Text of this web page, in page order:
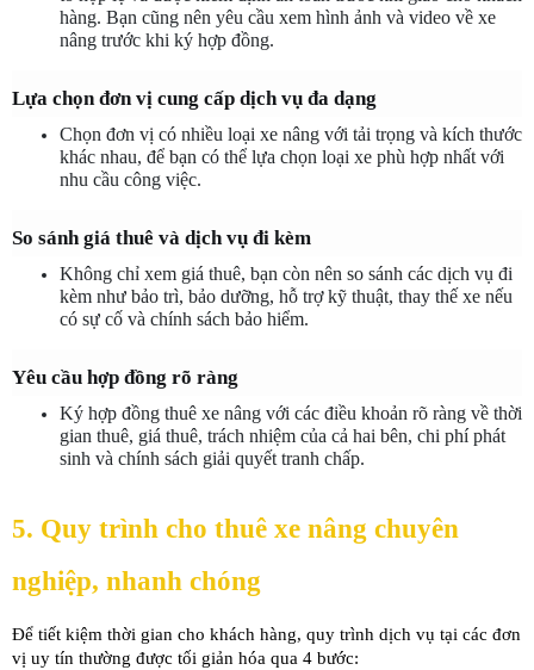
hàng. Bạn cũng nên yêu cầu xem hình ảnh và video về xe
nâng trước khi ký hợp đồng.
Lựa chọn đơn vị cung cấp dịch vụ đa dạng
Chọn đơn vị có nhiều loại xe nâng với tải trọng và kích thước
khác nhau, để bạn có thể lựa chọn loại xe phù hợp nhất với
nhu cầu công việc.
So sánh giá thuê và dịch vụ đi kèm
Không chỉ xem giá thuê, bạn còn nên so sánh các dịch vụ đi
kèm như bảo trì, bảo dưỡng, hỗ trợ kỹ thuật, thay thế xe nếu
có sự cố và chính sách bảo hiểm.
Yêu cầu hợp đồng rõ ràng
Ký hợp đồng thuê xe nâng với các điều khoản rõ ràng về thời
gian thuê, giá thuê, trách nhiệm của cả hai bên, chi phí phát
sinh và chính sách giải quyết tranh chấp.
5. Quy trình cho thuê xe nâng chuyên
nghiệp, nhanh chóng
Để tiết kiệm thời gian cho khách hàng, quy trình dịch vụ tại các đơn
vị uy tín thường được tối giản hóa qua 4 bước: